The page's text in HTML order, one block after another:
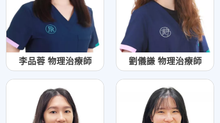
李品蓉 物理治療師 劉儀謙 物理治療師